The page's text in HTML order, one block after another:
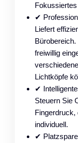
✔
Liefert
freiwillig
Lichtköpfe
✔
Steuern Sie
Fingerdruck,
individuell.
✔